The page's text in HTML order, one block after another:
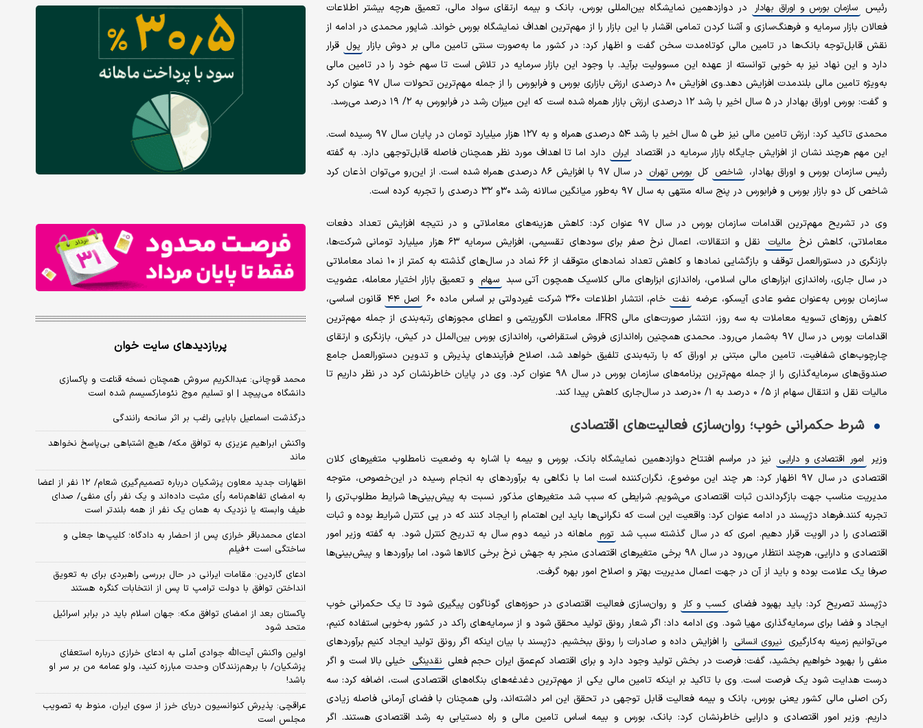
رئیس سازمان بورس و اوراق بهادار
در دوازدهمین نمایشگاه بین‌المللی بورس، بانک و بیمه ارتقای سواد مالی، تعمیق هرچه بیشتر اطلاعات
فعالان بازار سرمایه و فرهنگ‌سازی و آشنا کردن تمامی اقشار با این بازار را از مهم‌ترین‌ اهداف نمایشگاه بورس خواند. شاپور محمدی در ادامه از
نقش قابل‌توجه بانک‌ها در تامین مالی کوتاه‌مدت سخن گفت و اظهار کرد: در کشور ما به‌صورت سنتی تامین مالی بر دوش بازار پول قرار
دارد و این نهاد نیز به خوبی توانسته از عهده این مسوولیت برآید. با وجود این بازار سرمایه در تلاش است تا سهم خود را در تامین مالی
به‌ویژه تامین مالی بلندمدت افزایش دهد.وی افزایش ۸۰ درصدی ارزش بازاری بورس و فرابورس را از جمله مهم‌ترین‌ تحولات سال ۹۷ عنوان کرد
و گفت: بورس اوراق بهادار در ۵ سال اخیر با رشد ۱۲ درصدی ارزش بازار همراه شده است که این میزان رشد در فرابورس به ۲/ ۱۹ درصد می‌رسد.
محمدی تاکید کرد: ارزش تامین مالی نیز طی ۵ سال اخیر با رشد ۵۴ درصدی همراه و به ۱۲۷ هزار میلیارد تومان در پایان سال ۹۷ رسیده است.
این مهم هر‌چند نشان از افزایش جایگاه بازار سرمایه در اقتصاد ایران دارد اما تا اهداف مورد نظر همچنان فاصله قابل‌توجهی دارد. به گفته
رئیس سازمان بورس و اوراق بهادار، شاخص کل بورس تهران
در سال ۹۷ با افزایش ۸۶ درصدی همراه شده است. از این‌رو می‌توان اذعان کرد
شاخص کل دو بازار بورس و فرابورس در پنج ساله منتهی به سال ۹۷ به‌طور میانگین سالانه رشد ۳۰و ۳۲ درصدی را تجربه کرده است.
وی در تشریح مهم‌ترین‌ اقدامات سازمان بورس در سال ۹۷ عنوان کرد: کاهش هزینه‌های معاملاتی و در نتیجه افزایش تعداد دفعات
معاملاتی، کاهش نرخ
مالیات
نقل و انتقالات، اعمال نرخ صفر برای سودهای تقسیمی، افزایش سرمایه ۶۳ هزار میلیارد تومانی شرکت‌ها،
بازنگری در دستورالعمل توقف و بازگشایی نمادها و کاهش تعداد نمادهای متوقف از ۶۶ نماد در سال‌های گذشته به کمتر از ۱۰ نماد معاملاتی
در سال جاری، راه‌اندازی ابزارهای مالی اسلامی، راه‌اندازی ابزارهای مالی کلاسیک همچون آتی سبد سهام و تعمیق بازار اختیار معامله، عضویت
سازمان بورس به‌عنوان عضو عادی آیسکو، عرضه نفت خام، انتشار اطلاعات ۳۶۰ شرکت غیردولتی بر اساس ماده ۶۰ اصل ۴۴
قانون اساسی،
کاهش روزهای تسویه معاملات به سه روز، انتشار صورت‌های مالی IFRS، معاملات الگوریتمی و اعطای مجوزهای رتبه‌بندی از جمله مهم‌ترین‌
اقدامات بورس در سال ۹۷ به‌شمار می‌رود. محمدی همچنین راه‌اندازی فروش استقراضی، راه‌اندازی بورس بین‌الملل در کیش، بازنگری و ارتقای
چارچوب‌های شفافیت، تامین مالی مبتنی بر اوراق که با رتبه‌بندی تلفیق خواهد شد، اصلاح فرآیندهای پذیرش و تدوین دستورالعمل جامع
صندوق‌های سرمایه‌گذاری را از جمله مهم‌ترین برنامه‌های سازمان بورس در سال ۹۸ عنوان کرد. وی در پایان خاطرنشان کرد در نظر داریم تا
مالیات نقل و انتقال سهام از ۵/ ۰ درصد به ۱/ ۰درصد در سال‌جاری کاهش پیدا کند.
شرط حکمرانی خوب؛ روان‌سازی فعالیت‌های اقتصادی
وزیر امور اقتصادی و دارایی
نیز در مراسم افتتاح دوازدهمین نمایشگاه بانک، بورس و بیمه با اشاره به وضعیت نامطلوب متغیر‌های کلان
اقتصادی در سال ٩٧ اظهار کرد: هر چند این موضوع، نگران‌کننده است اما با نگاهی به برآوردهای به انجام رسیده در این‌خصوص، متوجه
مدیریت مناسب جهت بازگرداندن ثبات اقتصادی می‌شویم. شرایطی که سبب شد متغیرهای مذکور نسبت به پیش‌بینی‌ها شرایط مطلوب‌تری را
تجربه کنند.فرهاد دژپسند در ادامه عنوان کرد: واقعیت این است که نگرانی‌ها باید این اهتمام را ایجاد کنند که در پی کنترل شرایط بوده و ثبات
اقتصادی را در الویت قرار دهیم. امری که در سال گذشته سبب شد تورم ماهانه در نیمه دوم سال به تدریج کنترل شود. به گفته وزیر امور
اقتصادی و دارایی، هر‌چند انتظار می‌رود در سال ٩٨ برخی متغیر‌های اقتصادی منجر به جهش نرخ برخی کالا‌ها شود، اما برآورد‌ها و پیش‌بینی‌ها
صرفا یک علامت بوده و باید از آن در جهت اعمال مدیریت بهتر و اصلاح امور بهره گرفت.
دژپسند تصریح کرد: باید بهبود فضای کسب و کار و روان‌سازی فعالیت اقتصادی در حوزه‌های گوناگون پیگیری شود تا یک حکمرانی خوب
ایجاد و فضا برای سرمایه‌گذاری مهیا شود. وی ادامه داد: اگر شعار رونق تولید محقق شود و از سرمایه‌های راکد در کشور به‌خوبی استفاده کنیم،
می‌توانیم زمینه به‌کارگیری نیروی انسانی را افزایش داده و صادرات را رونق ببخشیم. دژپسند با بیان اینکه اگر رونق تولید ایجاد کنیم برآورد‌های
منفی را بهبود خواهیم بخشید، گفت: فرصت در بخش تولید وجود دارد و برای اقتصاد کم‌عمق ایران حجم فعلی نقدینگی خیلی بالا است و اگر
درست هدایت شود یک فرصت است. وی با تاکید بر اینکه تامین مالی یکی از مهم‌ترین دغدغه‌های بنگاه‌های اقتصادی است، اضافه کرد: سه
رکن اصلی مالی کشور یعنی بورس، بانک و بیمه فعالیت قابل توجهی در تحقق این امر داشته‌اند، ولی همچنان با فضای آرمانی فاصله زیادی
داریم. وزیر امور اقتصادی و دارایی خاطرنشان کرد: بانک، بورس و بیمه اساس تامین مالی و راه دستیابی به رشد اقتصادی هستند. اگر
پربازدیدهای سایت خوان
محمد قوچانی: عبدالکریم سروش همچنان نسخه قناعت و پاکسازی
دانشگاه می‌پیچد | او تسلیم موج نئومارکسیسم شده است
درگذشت اسماعیل بابایی راغب بر اثر سانحه رانندگی
واکنش ابراهیم عزیزی به توافق مکه/ هیچ اشتباهی بی‌پاسخ نخواهد
ماند
اظهارات جدید معاون پزشکیان درباره تصمیم‌گیری شعام/ ۱۲ نفر از اعضا
به امضای تفاهم‌نامه رأی مثبت داده‌اند و یک نفر رأی منفی/ صدای
طیف وابسته یا نزدیک به همان یک نفر از همه بلندتر است
ادعای محمدباقر خرازی پس از احضار به دادگاه؛ کلیپ‌ها جعلی و
ساختگی است +فیلم
ادعای گاردین: مقامات ایرانی در حال بررسی راهبردی برای به تعویق
انداختن توافق با دولت ترامپ تا پس از انتخابات کنگره هستند
پاکستان بعد از امضای توافق مکه: جهان اسلام باید در برابر اسرائیل
متحد شود
اولین واکنش آیت‌الله جوادی آملی به ادعای خرازی درباره استعفای
پزشکیان/ با برهم‌زنندگان وحدت مبارزه کنید، ولو عمامه من بر سر او
باشد!
عراقچی: پذیرش کنوانسیون دریای خرز از سوی ایران، منوط به تصویب
مجلس است